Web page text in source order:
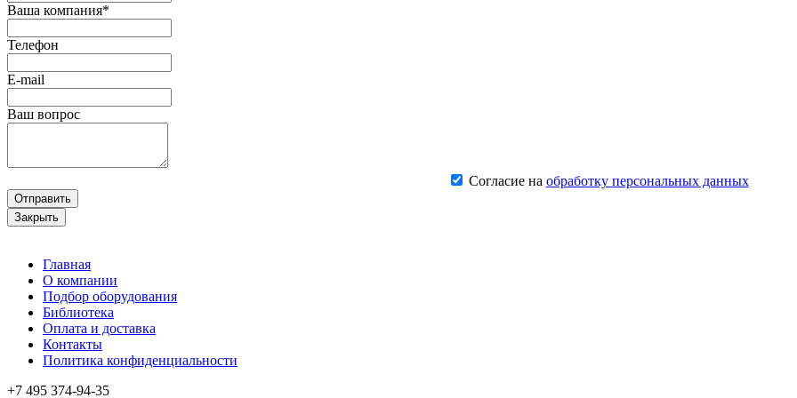
Ваша компания*
Телефон
E-mail
Ваш вопрос
Согласие на обработку персональных данных
Отправить
Закрыть
Главная
О компании
Подбор оборудования
Библиотека
Оплата и доставка
Контакты
Политика конфиденциальности
+7 495 374-94-35